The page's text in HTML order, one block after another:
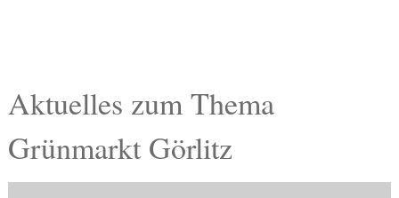
Gesundheit
Kultur
Aktuelles zum Thema
Grünmarkt Görlitz